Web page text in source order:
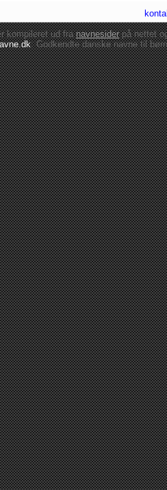
kompileret ud franavnesiderpå nettet
: Godkendte danskenavne til børn